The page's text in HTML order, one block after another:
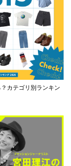
カテゴリ別ランキン